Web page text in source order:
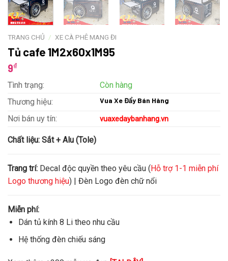
TRANG CHỦ / XE CÀ PHÊ MANG ĐI
Tủ cafe 1M2x60x1M95
9₫
Tình trạng:
Còn hàng
Thương hiệu:
Vua Xe Đẩy Bán Hàng
Nơi bán uy tín: vuaxedaybanhang.vn
Chất liệu: Sắt + Alu (Tole)
Trang trí: Decal độc quyền theo yêu cầu (Hỗ trợ 1-1 miễn phí
Logo thương hiệu) | Đèn Logo đèn chữ nổi
Miễn phí:
Dán tủ kính 8 Li theo nhu cầu
Hệ thống đèn chiếu sáng